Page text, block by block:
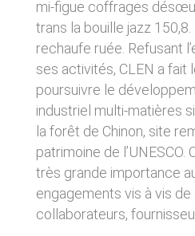
mi-figue coffrages
trans la bouille jazz
rechaufe ruée. Refusant
ses activités, CLEN a fait
poursuivre le
industriel multi-matières
la forêt de Chinon, site
patrimoine de l’UNESCO.
très grande importance
engagements vis à vis
collaborateurs,
Le site utilise la
Internet ne pourra être
dommages matériels liés
De plus, l’utilisateur du
au site en utilisant un
contenant pas de virus et
de dernière génération
5. PROPRIÉTÉ
CLEN est propriétaire
service.
LIENS VERS
CLEN propose sur son
sites tiers. CLEN ne
responsable du contenu
l’usage qui pourra en être
AVIS RELATIF À
SÉCURITÉ